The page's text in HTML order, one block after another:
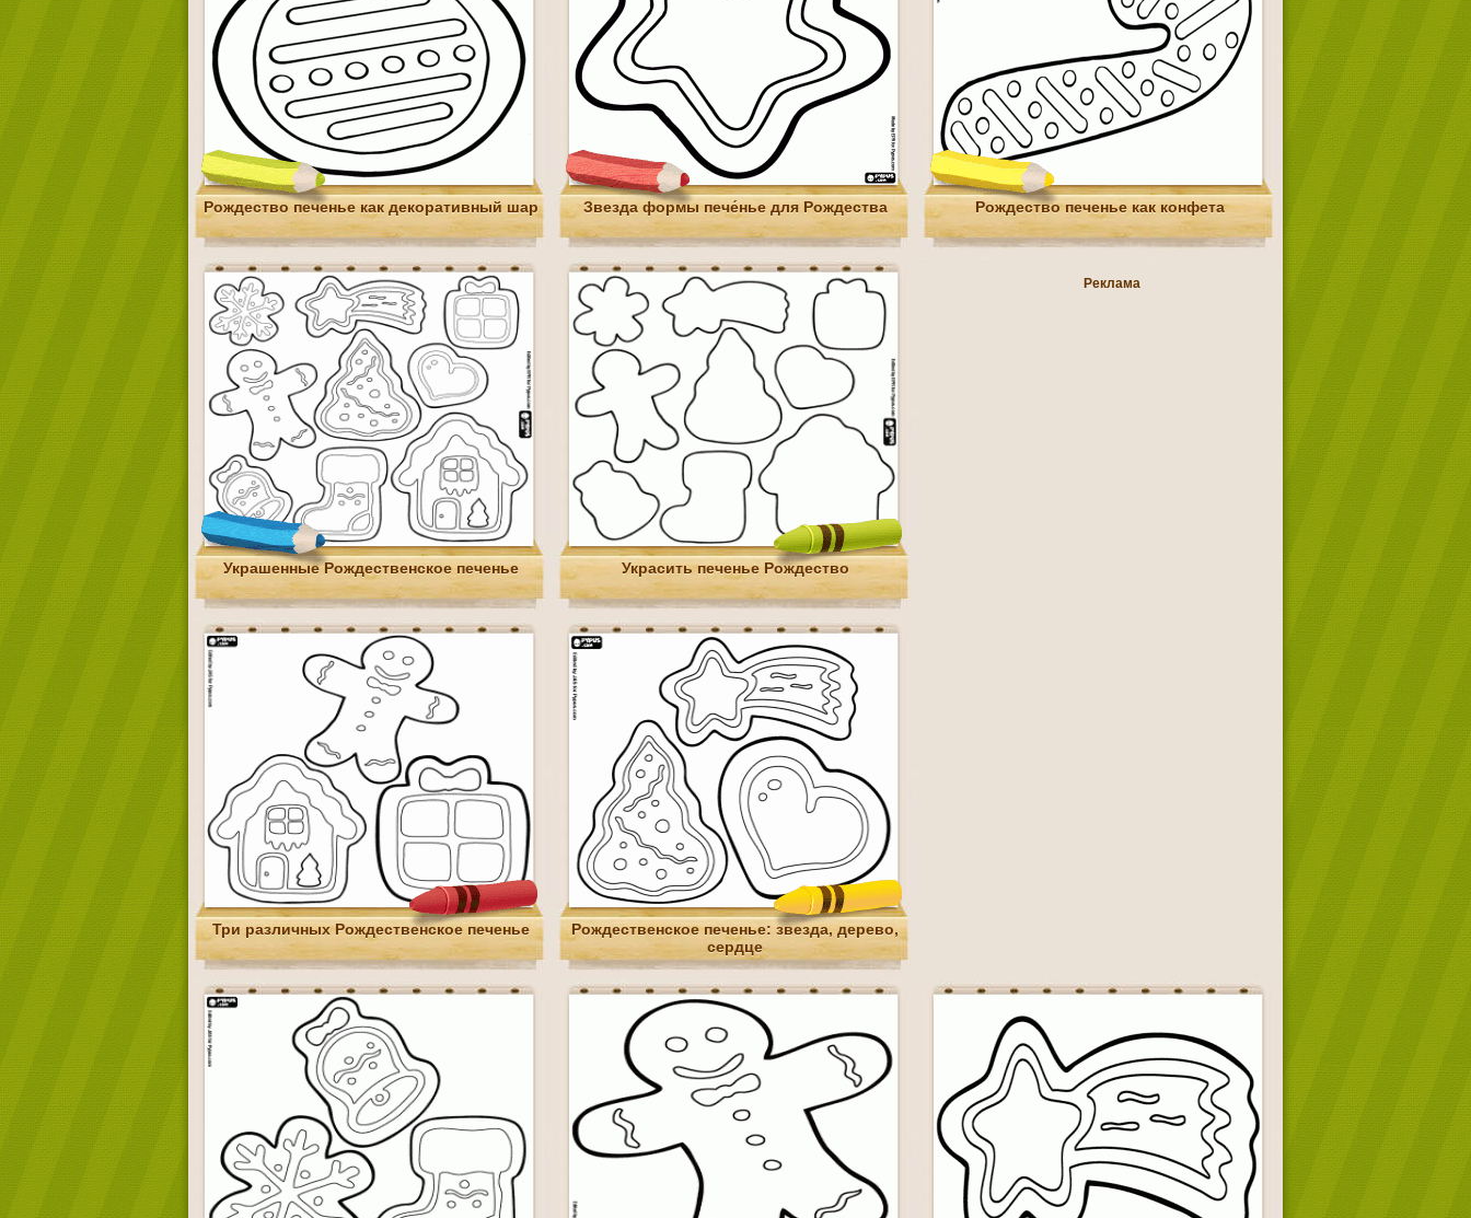
Рождество печенье как декоративный шар Звезда формы пече́нье для Рождества Рождество печенье как конфета
Украшенные Рождественское печенье Украсить печенье Рождество
Реклама
Три различных Рождественское печенье
Рождественское печенье: звезда, дерево,
сердце